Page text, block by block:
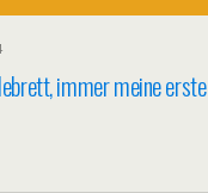
immer meine erste